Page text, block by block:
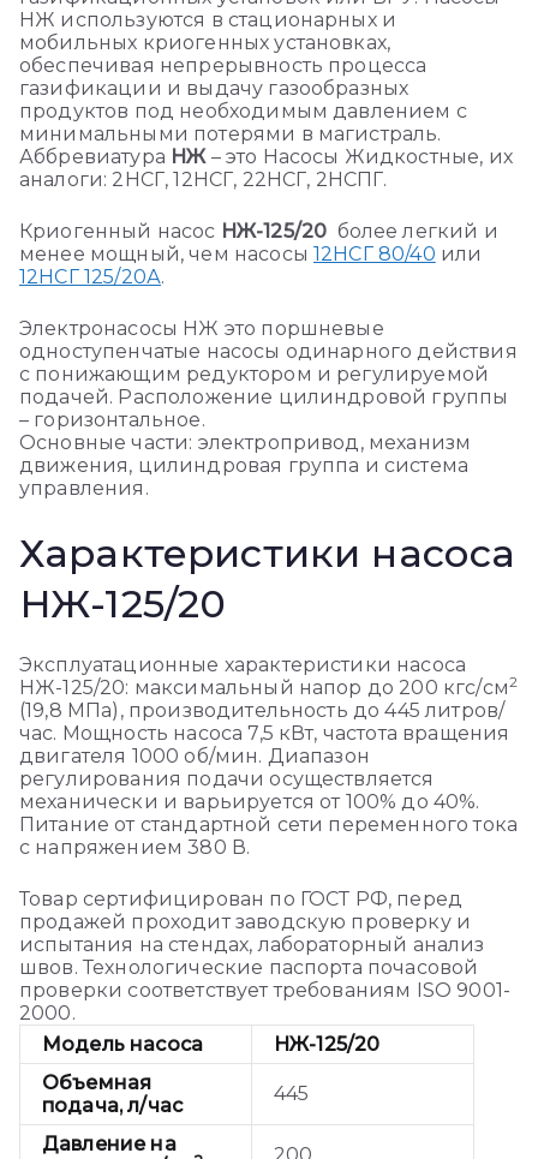
НЖ используются в стационарных и
мобильных криогенных установках,
обеспечивая непрерывность процесса
газификации и выдачу газообразных
продуктов под необходимым давлением с
минимальными потерями в магистраль.
Аббревиатура НЖ– это Насосы Жидкостные, их
аналоги: 2НСГ, 12НСГ, 22НСГ, 2НСПГ.
Криогенный насос НЖ-125/20 более легкий и
менее мощный, чем насосы 12НСГ 80/40 или
12НСГ 125/20А.
Электронасосы НЖ это поршневые
одноступенчатые насосы одинарного действия
с понижающим редуктором и регулируемой
подачей. Расположение цилиндровой группы
– горизонтальное.
Основные части: электропривод, механизм
движения, цилиндровая группа и система
управления.
Характеристики насоса
НЖ-125/20
Эксплуатационные характеристики насоса
НЖ-125/20: максимальный напор до 200 кгс/см2
(19,8 МПа), производительность до 445 литров/
час. Мощность насоса 7,5 кВт, частота вращения
двигателя 1000 об/мин. Диапазон
регулирования подачи осуществляется
механически и варьируется от 100% до 40%.
Питание от стандартной сети переменного тока
с напряжением 380 В.
Товар сертифицирован по ГОСТ РФ, перед
продажей проходит заводскую проверку и
испытания на стендах, лабораторный анализ
швов. Технологические паспорта почасовой
проверки соответствует требованиям ISO 9001-
2000.
Модель насоса
НЖ-125/20
Объемная
подача, л/час
445
Давление на